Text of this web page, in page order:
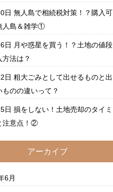
日 無人島で相続税対策！？購入可
人島＆雑学①
日 月や惑星を買う！？土地の値段
方法は？
日 粗大ごみとして出せるものと出
ものの違いって？
日 損をしない！土地売却のタイミ
注意点！②
アーカイブ
6月